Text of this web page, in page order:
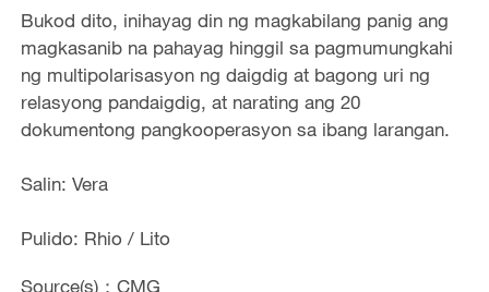
Bukod dito, inihayag din ng magkabilang panig ang
magkasanib na pahayag hinggil sa pagmumungkahi
ng multipolarisasyon ng daigdig at bagong uri ng
relasyong pandaigdig, at narating ang 20
dokumentong pangkooperasyon sa ibang larangan.
Salin: Vera
Pulido: Rhio / Lito
Source(s)：CMG